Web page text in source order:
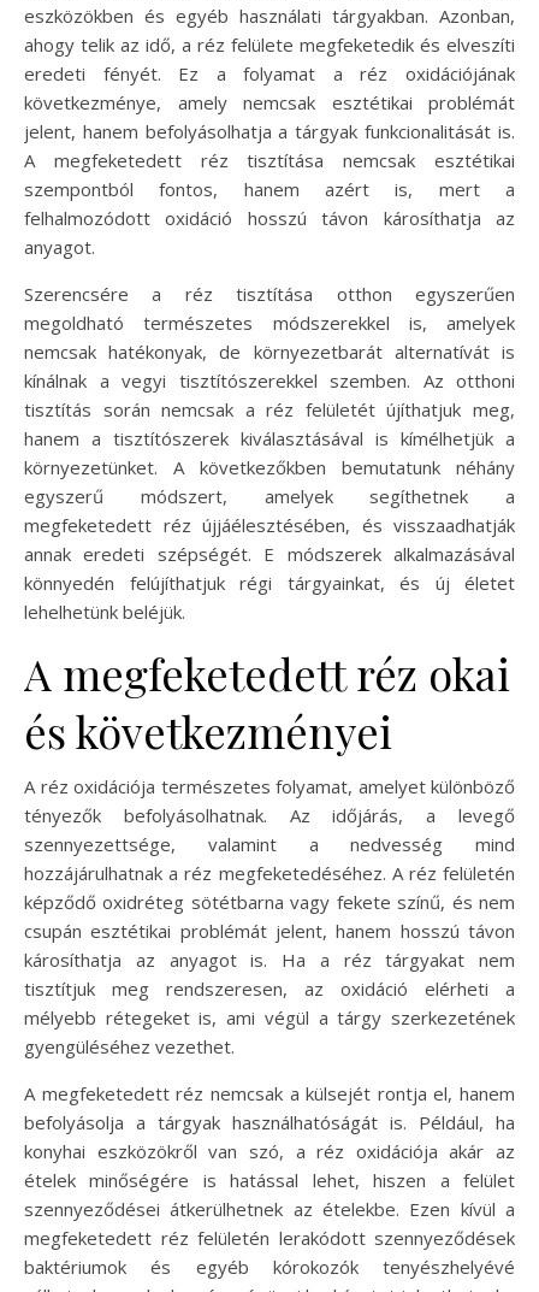
eszközökben és egyéb használati tárgyakban. Azonban,
ahogy telik az idő, a réz felülete megfeketedik és elveszíti
eredeti fényét. Ez a folyamat a réz oxidációjának
következménye, amely nemcsak esztétikai problémát
jelent, hanem befolyásolhatja a tárgyak funkcionalitását is.
A megfeketedett réz tisztítása nemcsak esztétikai
szempontból fontos, hanem azért is, mert a
felhalmozódott oxidáció hosszú távon károsíthatja az
anyagot.
Szerencsére a réz tisztítása otthon egyszerűen
megoldható természetes módszerekkel is, amelyek
nemcsak hatékonyak, de környezetbarát alternatívát is
kínálnak a vegyi tisztítószerekkel szemben. Az otthoni
tisztítás során nemcsak a réz felületét újíthatjuk meg,
hanem a tisztítószerek kiválasztásával is kímélhetjük a
környezetünket. A következőkben bemutatunk néhány
egyszerű módszert, amelyek segíthetnek a
megfeketedett réz újjáélesztésében, és visszaadhatják
annak eredeti szépségét. E módszerek alkalmazásával
könnyedén felújíthatjuk régi tárgyainkat, és új életet
lehelhetünk beléjük.
A megfeketedett réz okai
és következményei
A réz oxidációja természetes folyamat, amelyet különböző
tényezők befolyásolhatnak. Az időjárás, a levegő
szennyezettsége, valamint a nedvesség mind
hozzájárulhatnak a réz megfeketedéséhez. A réz felületén
képződő oxidréteg sötétbarna vagy fekete színű, és nem
csupán esztétikai problémát jelent, hanem hosszú távon
károsíthatja az anyagot is. Ha a réz tárgyakat nem
tisztítjuk meg rendszeresen, az oxidáció elérheti a
mélyebb rétegeket is, ami végül a tárgy szerkezetének
gyengüléséhez vezethet.
A megfeketedett réz nemcsak a külsejét rontja el, hanem
befolyásolja a tárgyak használhatóságát is. Például, ha
konyhai eszközökről van szó, a réz oxidációja akár az
ételek minőségére is hatással lehet, hiszen a felület
szennyeződései átkerülhetnek az ételekbe. Ezen kívül a
megfeketedett réz felületén lerakódott szennyeződések
baktériumok és egyéb kórokozók tenyészhelyévé